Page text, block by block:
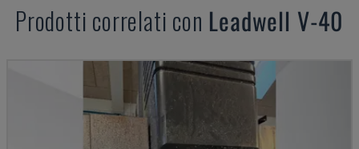
Prodotti correlati con Leadwell V-40